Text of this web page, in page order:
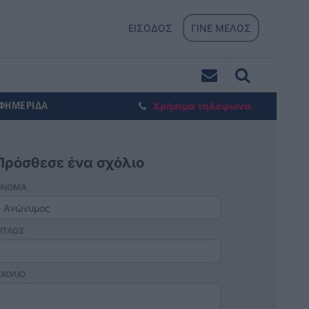
ΕΙΣΟΔΟΣ ΓΙΝΕ ΜΕΛΟΣ
Χρήσιμα τηλέφωνα
ένα σχόλιο